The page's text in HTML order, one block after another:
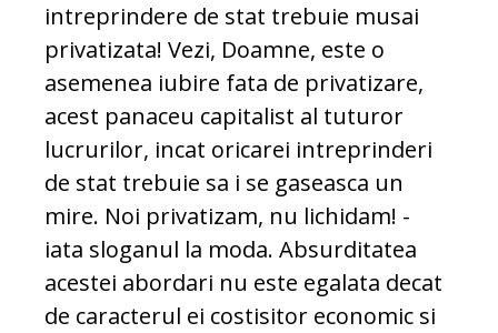
intreprindere de stat trebuie musai
privatizata! Vezi, Doamne, este o
asemenea iubire fata de privatizare,
acest panaceu capitalist al tuturor
lucrurilor, incat oricarei intreprinderi
de stat trebuie sa i se gaseasca un
mire. Noi privatizam, nu lichidam! -
iata sloganul la moda. Absurditatea
acestei abordari nu este egalata decat
de caracterul ei costisitor economic si